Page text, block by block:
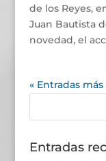
de los Reyes,
Juan Bautista
novedad, el
« Entradas
Entradas